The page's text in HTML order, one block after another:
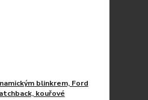
blinkrem, Ford
kouřové